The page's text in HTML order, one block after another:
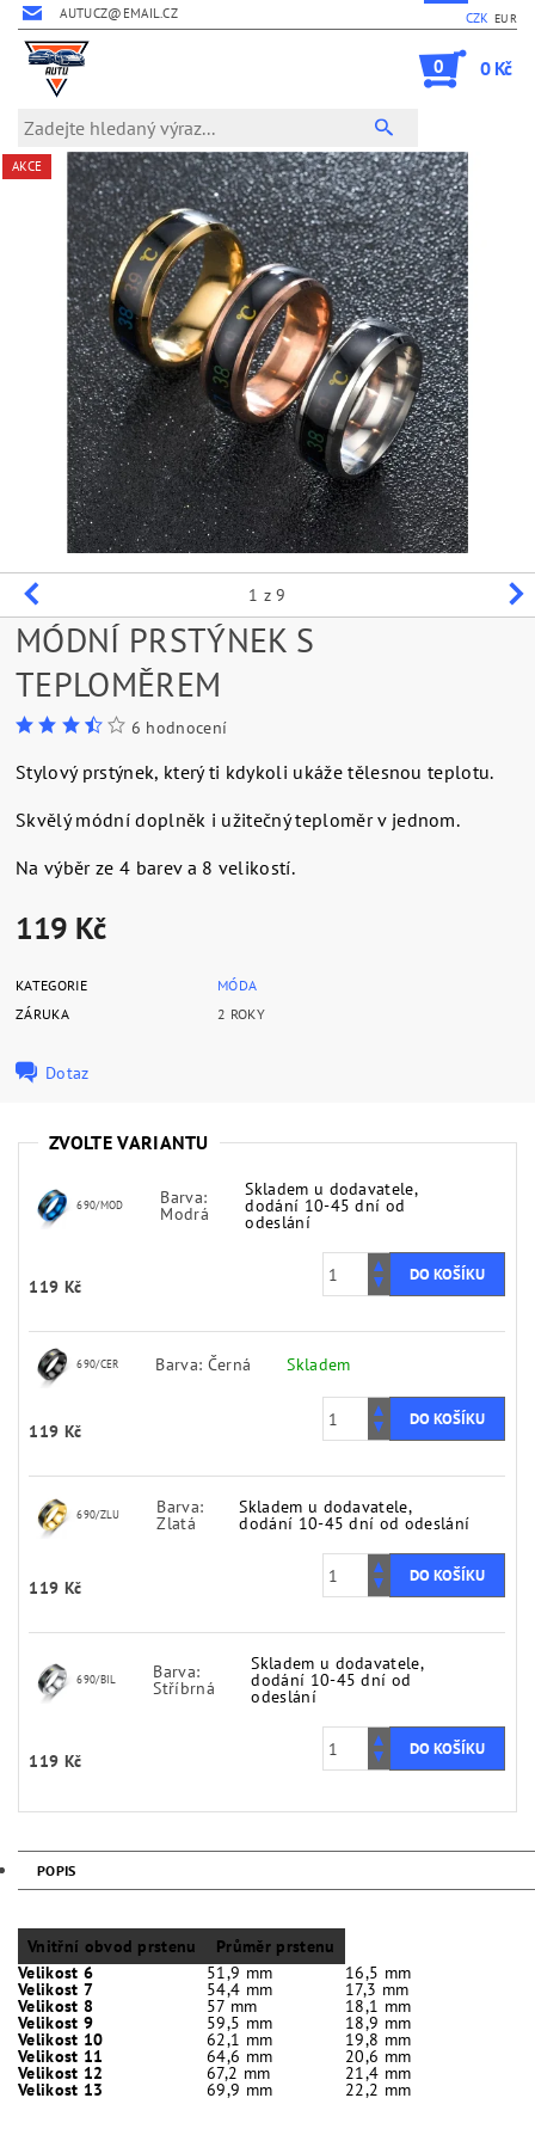
AUTUCZ@EMAIL.CZ CZK EUR
0 0 Kč
AKCE
1 z 9
MÓDNÍ PRSTÝNEK S
TEPLOMĚREM
6 hodnocení
Stylový prstýnek, který ti kdykoli ukáže tělesnou teplotu.
Skvělý módní doplněk i užitečný teploměr v jednom.
Na výběr ze 4 barev a 8 velikostí.
119 Kč
KATEGORIE
MÓDA
ZÁRUKA
2 ROKY
Dotaz
ZVOLTE VARIANTU
690/MOD Barva:
Modrá
Skladem u dodavatele,
dodání 10-45 dní od
odeslání
119 Kč
690/CER Barva: Černá Skladem
119 Kč
690/ZLU Barva:
Zlatá
Skladem u dodavatele,
dodání 10-45 dní od odeslání
119 Kč
690/BIL Barva:
Stříbrná
Skladem u dodavatele,
dodání 10-45 dní od
odeslání
119 Kč
POPIS
Vnitřní obvod prstenu
Průměr prstenu
Velikost 6
51,9 mm 16,5 mm
Velikost 7 54,4 mm 17,3 mm
Velikost 8 57 mm 18,1 mm
Velikost 9 59,5 mm 18,9 mm
Velikost 10 62,1 mm 19,8 mm
Velikost 11 64,6 mm 20,6 mm
Velikost 12 67,2 mm 21,4 mm
Velikost 13 69,9 mm 22,2 mm